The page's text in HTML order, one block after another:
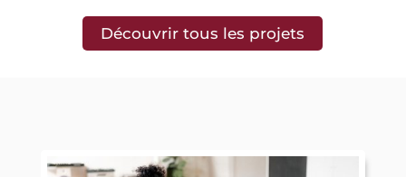
Découvrir tous les projets